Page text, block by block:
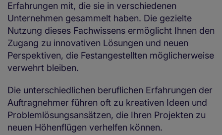
Erfahrungen mit, die sie in verschiedenen
Unternehmen gesammelt haben. Die gezielte
Nutzung dieses Fachwissens ermöglicht Ihnen den
Zugang zu innovativen Lösungen und neuen
Perspektiven, die Festangestellten möglicherweise
verwehrt bleiben.
Die unterschiedlichen beruflichen Erfahrungen der
Auftragnehmer führen oft zu kreativen Ideen und
Problemlösungsansätzen, die Ihren Projekten zu
neuen Höhenflügen verhelfen können.